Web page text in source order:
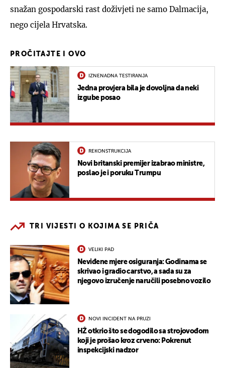
snažan gospodarski rast doživjeti ne samo Dalmacija,
nego cijela Hrvatska.
PROČITAJTE I OVO
IZNENADNA TESTIRANJA
Jedna provjera bila je dovoljna da neki
izgube posao
REKONSTRUKCIJA
Novi britanski premijer izabrao ministre,
poslao je i poruku Trumpu
TRI VIJESTI O KOJIMA SE PRIČA
VELIKI PAD
Neviđene mjere osiguranja: Godinama se
skrivao i gradio carstvo, a sada su za
njegovo izručenje naručili posebno vozilo
NOVI INCIDENT NA PRUZI
HŽ otkrio što se dogodilo sa strojovođom
koji je prošao kroz crveno: Pokrenut
inspekcijski nadzor